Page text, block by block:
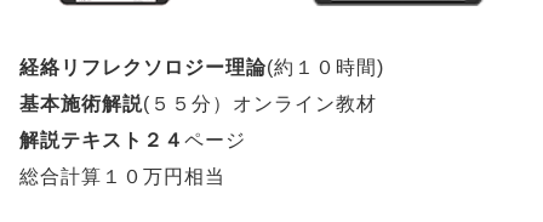
経絡リフレクソロジー理論(約１０時間)
基本施術解説(５５分）オンライン教材
解説テキスト２４ ページ
総合計算１０万円相当